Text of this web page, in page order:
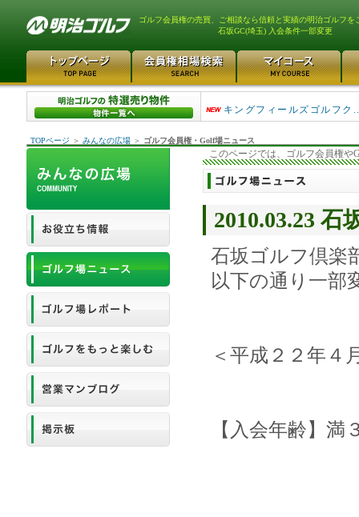
ゴルフ会員権の売買、ご相談なら信頼と実績の明治ゴルフを
石坂GC(埼玉) 入会条件一部変更
高坂カントリークラブ
キングフィールズゴルフク
TOPページ ＞ みんなの広場 ＞ ゴルフ会員権・Golf場ニュース
このページでは、ゴルフ会員権や
2010.03.23 石
石坂ゴルフ倶楽
以下の通り一部
＜平成２２年４
【入会年齢